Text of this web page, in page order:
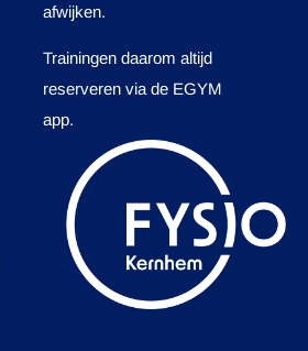
afwijken.
Trainingen daarom altijd
reserveren via de EGYM
app.